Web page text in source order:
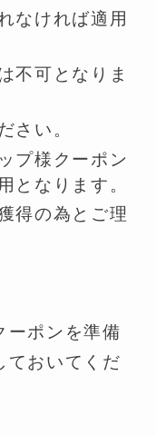
なければ適用
不可となりま
さい。
プ様クーポン
となります。
得の為とご理
ーポンを準備
ておいてくだ